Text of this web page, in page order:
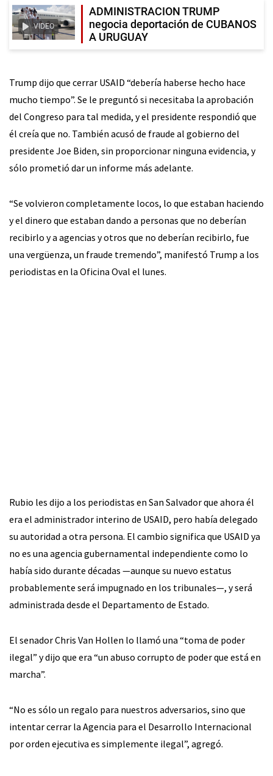
VIDEO
ADMINISTRACION TRUMP
negocia deportación de CUBANOS
A URUGUAY
Trump dijo que cerrar USAID “debería haberse hecho hace
mucho tiempo”. Se le preguntó si necesitaba la aprobación
del Congreso para tal medida, y el presidente respondió que
él creía que no. También acusó de fraude al gobierno del
presidente Joe Biden, sin proporcionar ninguna evidencia, y
sólo prometió dar un informe más adelante.
“Se volvieron completamente locos, lo que estaban haciendo
y el dinero que estaban dando a personas que no deberían
recibirlo y a agencias y otros que no deberían recibirlo, fue
una vergüenza, un fraude tremendo”, manifestó Trump a los
periodistas en la Oficina Oval el lunes.
Rubio les dijo a los periodistas en San Salvador que ahora él
era el administrador interino de USAID, pero había delegado
su autoridad a otra persona. El cambio significa que USAID ya
no es una agencia gubernamental independiente como lo
había sido durante décadas —aunque su nuevo estatus
probablemente será impugnado en los tribunales—, y será
administrada desde el Departamento de Estado.
El senador Chris Van Hollen lo llamó una “toma de poder
ilegal” y dijo que era “un abuso corrupto de poder que está en
marcha”.
“No es sólo un regalo para nuestros adversarios, sino que
intentar cerrar la Agencia para el Desarrollo Internacional
por orden ejecutiva es simplemente ilegal”, agregó.